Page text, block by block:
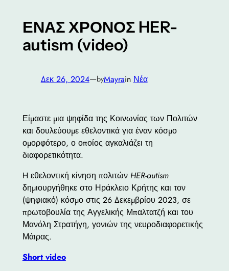
ΕΝΑΣ ΧΡΟΝΟΣ HER-
autism (video)
Δεκ 26, 2024—byMayrain Νέα
Είμαστε μια ψηφίδα της Κοινωνίας των Πολιτών
και δουλεύουμε εθελοντικά για έναν κόσμο
ομορφότερο, ο οποίος αγκαλιάζει τη
διαφορετικότητα.
H εθελοντική κίνηση πολιτών HER-autism
δημιουργήθηκε στο Ηράκλειο Κρήτης και τον
(ψηφιακό) κόσμο στις 26 Δεκεμβρίου 2023, σε
πρωτοβουλία της Αγγελικής Μπαλτατζή και του
Μανόλη Στρατήγη, γονιών της νευροδιαφορετικής
Μάιρας.
Short video